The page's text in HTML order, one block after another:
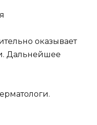
оказывает
Дальнейшее